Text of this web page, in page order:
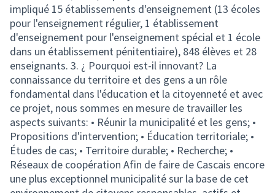
impliqué 15 établissements d'enseignement (13 écoles
pour l'enseignement régulier, 1 établissement
d'enseignement pour l'enseignement spécial et 1 école
dans un établissement pénitentiaire), 848 élèves et 28
enseignants. 3. ¿ Pourquoi est-il innovant? La
connaissance du territoire et des gens a un rôle
fondamental dans l'éducation et la citoyenneté et avec
ce projet, nous sommes en mesure de travailler les
aspects suivants: • Réunir la municipalité et les gens; •
Propositions d'intervention; • Éducation territoriale; •
Études de cas; • Territoire durable; • Recherche; •
Réseaux de coopération Afin de faire de Cascais encore
une plus exceptionnel municipalité sur la base de cet